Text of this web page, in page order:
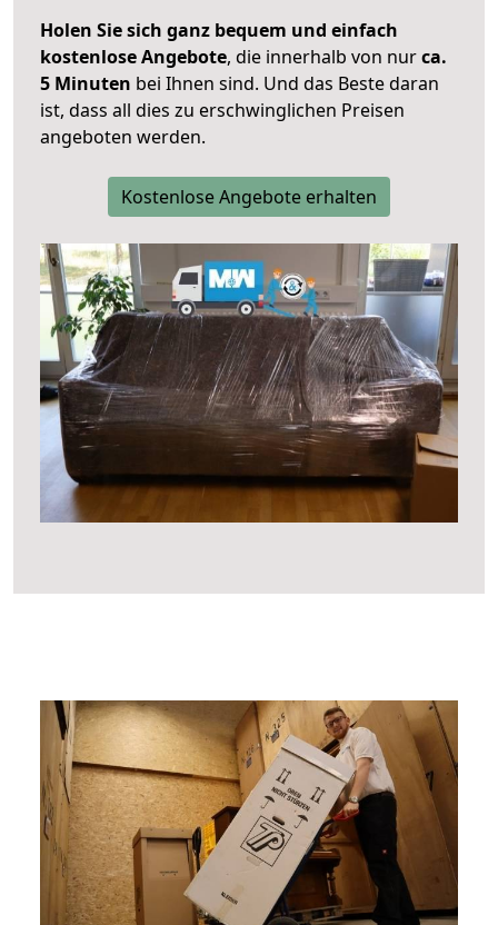
Holen Sie sich ganz bequem und einfach
kostenlose Angebote, die innerhalb von nurca.
5 Minuten bei Ihnen sind. Und das Beste daran
ist, dass all dies zu erschwinglichen Preisen
angeboten werden.
Kostenlose Angebote erhalten